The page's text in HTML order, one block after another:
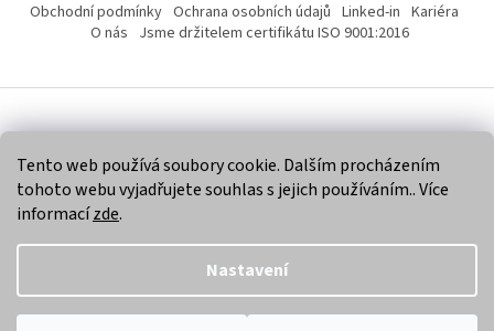
Tento web používá soubory cookie. Dalším procházením
tohoto webu vyjadřujete souhlas s jejich používáním.. Více
informacízde.
Nastavení
Obchodní podmínky Ochrana osobních údajů Linked-in Kariéra
O nás Jsme držitelem certifikátu ISO 9001:2016
Copyright 2026